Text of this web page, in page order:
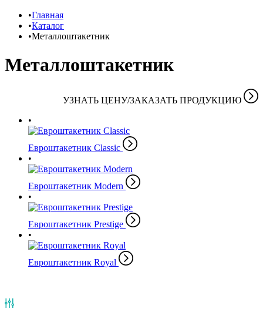
Главная
Каталог
Металлоштакетник
Металлоштакетник
УЗНАТЬ ЦЕНУ/ЗАКАЗАТЬ ПРОДУКЦИЮ
Евроштакетник Classic
Евроштакетник Modern
Евроштакетник Prestige
Евроштакетник Royal